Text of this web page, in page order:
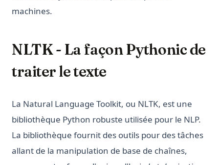
machines.
NLTK - La façon Pythonic de
traiter le texte
La Natural Language Toolkit, ou NLTK, est une
bibliothèque Python robuste utilisée pour le NLP.
La bibliothèque fournit des outils pour des tâches
allant de la manipulation de base de chaînes,